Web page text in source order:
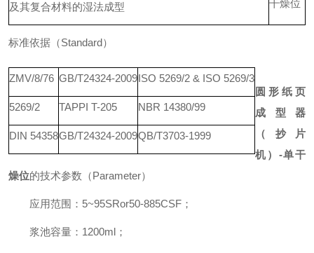
及其复合材料的湿法成型
标准依据（Standard）
ZMV/8/76 GB/T24324-2009ISO 5269/2 & ISO 5269/3
5269/2 TAPPI T-205 NBR 14380/99
DIN 54358GB/T24324-2009QB/T3703-1999
圆形纸页
成型器
（抄片
机）-单干
燥位的技术参数（Parameter）
应用范围：5~95SRor50-885CSF；
浆池容量：1200ml；